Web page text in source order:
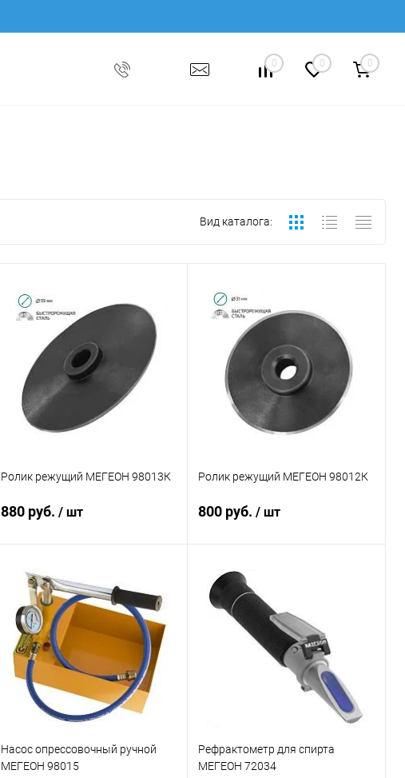
0 0 0
Вид каталога:
Ролик режущий МЕГЕОН 98013К
880 руб. / шт
В корзину
Купить в 1 клик Сравнение
В избранное Под заказ
Ролик режущий МЕГЕОН 98012К
800 руб./ шт
Купить в 1 клик
В избранное Под заказ
Насос опрессовочный ручной
МЕГЕОН 98015
Рефрактометр для спирта
МЕГЕОН 72034